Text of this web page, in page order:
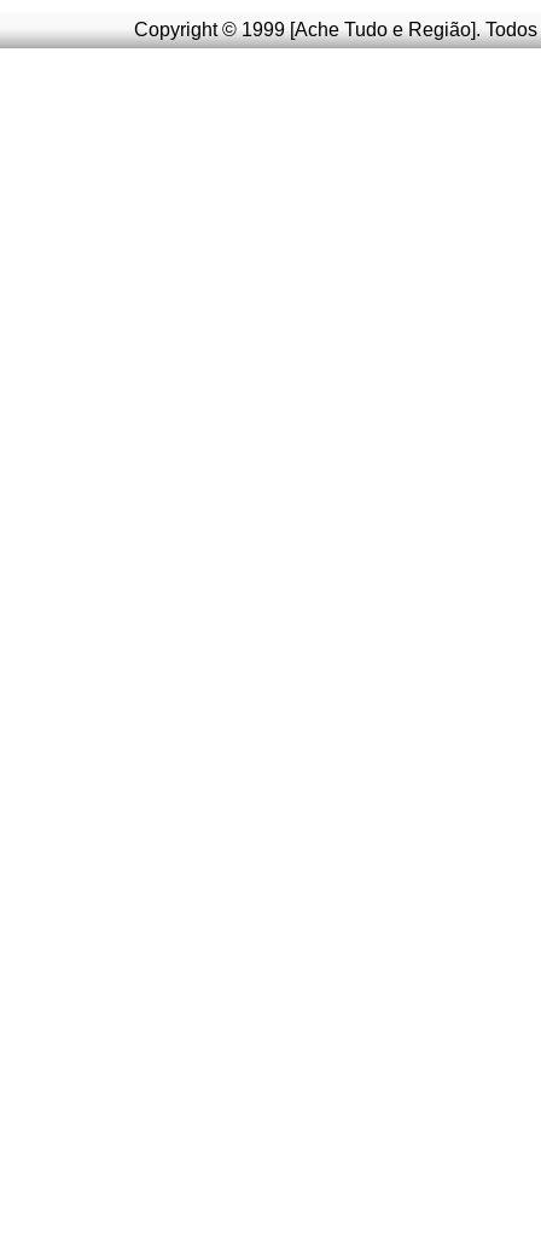
Copyright © 1999 [Ache Tudo e Região].